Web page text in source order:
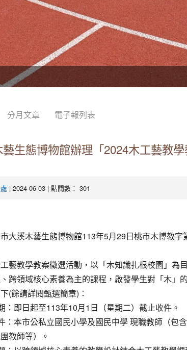
分月文章 電子報列表
生態博物館辦理「2024木工藝教學
| 2024-06-03 | 點閱數： 301
大溪木藝生態博物館113年5月29日桃市木博教字
藝教學教案徵選活動，以「木知識扎根校園」為
跨領域核心素養為主的課程，啟發學生對「木」
(餘請詳閱甄選簡章)：
：即日起至113年10月1日（星期二）截止收件。
：本市公私立國民小學及國民中學 現職教師（包
教師等）。